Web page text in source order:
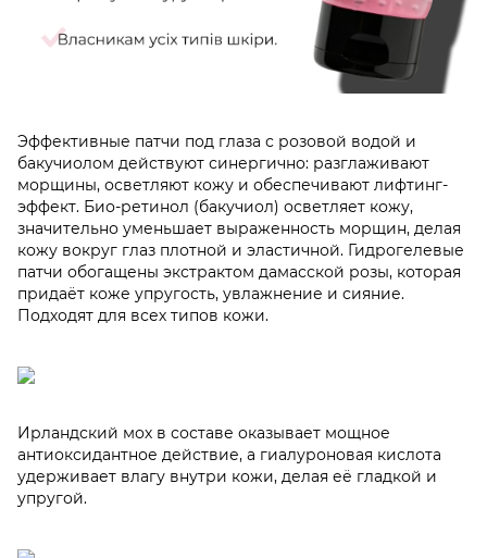
Эффективные патчи под глаза с розовой водой и
бакучиолом действуют синергично: разглаживают
морщины, осветляют кожу и обеспечивают лифтинг-
эффект. Био-ретинол (бакучиол) осветляет кожу,
значительно уменьшает выраженность морщин, делая
кожу вокруг глаз плотной и эластичной. Гидрогелевые
патчи обогащены экстрактом дамасской розы, которая
придаёт коже упругость, увлажнение и сияние.
Подходят для всех типов кожи.
Ирландский мох в составе оказывает мощное
антиоксидантное действие, а гиалуроновая кислота
удерживает влагу внутри кожи, делая её гладкой и
упругой.